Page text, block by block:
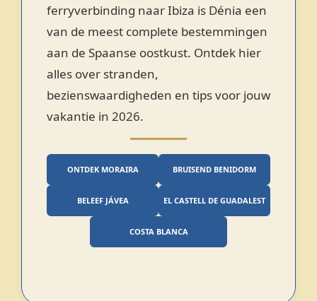
ferryverbinding naar Ibiza is Dénia een
van de meest complete bestemmingen
aan de Spaanse oostkust. Ontdek hier
alles over stranden,
bezienswaardigheden en tips voor jouw
vakantie in 2026.
ONTDEK MORAIRA BRUISEND BENIDORM
BELEEF JÁVEA EL CASTELL DE GUADALEST
COSTA BLANCA